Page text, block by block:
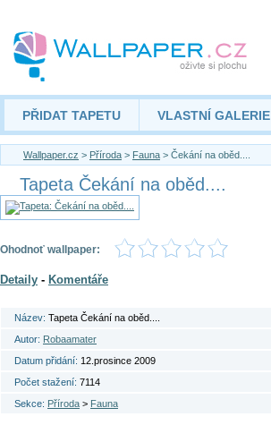
PŘIDAT TAPETU VLASTNÍ GALERIE
Wallpaper.cz > Příroda > Fauna > Čekání na oběd....
Tapeta Čekání na oběd....
Ohodnoť wallpaper:
Detaily - Komentáře
Název: Tapeta Čekání na oběd....
Autor: Robaamater
Datum přidání: 12.prosince 2009
Počet stažení: 7114
Sekce: Příroda > Fauna